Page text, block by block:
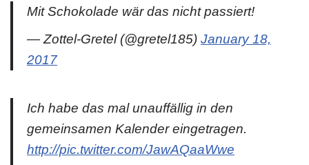
Mit Schokolade wär das nicht passiert!
— Zottel-Gretel (@gretel185) January 18,
2017
Ich habe das mal unauffällig in den
gemeinsamen Kalender eingetragen.
http://pic.twitter.com/JawAQaaWwe